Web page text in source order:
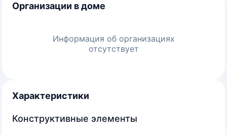
Организации в доме
Информация об организациях
отсутствует
Характеристики
Конструктивные элементы